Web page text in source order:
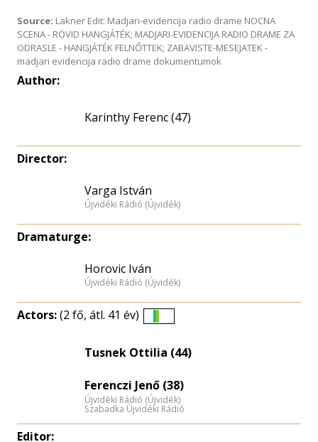
Source: Lakner Edit: Madjari-evidencija radio drame NOCNA
SCENA - RÖVID HANGJÁTÉK; MADJARI-EVIDENCIJA RADIO DRAME ZA
ODRASLE - HANGJÁTÉK FELNŐTTEK; ZABAVISTE-MESEJATEK -
madjari evidencija radio drame dokumentumok
Author:
Karinthy Ferenc (47)
Director:
Varga István
Újvidéki Rádió (Újvidék)
Dramaturge:
Horovic Iván
Újvidéki Rádió (Újvidék)
Actors:(2 fő, átl. 41 év)
eloszlás
Tusnek Ottilia (44)
Ferenczi Jenő (38)
Újvidéki Rádió (Újvidék)
Szabadka Újvidéki Rádió
Editor: